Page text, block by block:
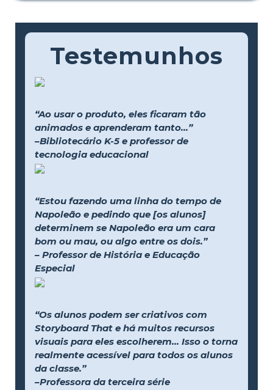
Testemunhos
“Ao usar o produto, eles ficaram tão
animados e aprenderam tanto...”
–Bibliotecário K-5 e professor de
tecnologia educacional
“Estou fazendo uma linha do tempo de
Napoleão e pedindo que [os alunos]
determinem se Napoleão era um cara
bom ou mau, ou algo entre os dois.”
– Professor de História e Educação
Especial
“Os alunos podem ser criativos com
Storyboard That e há muitos recursos
visuais para eles escolherem... Isso o torna
realmente acessível para todos os alunos
da classe.”
–Professora da terceira série